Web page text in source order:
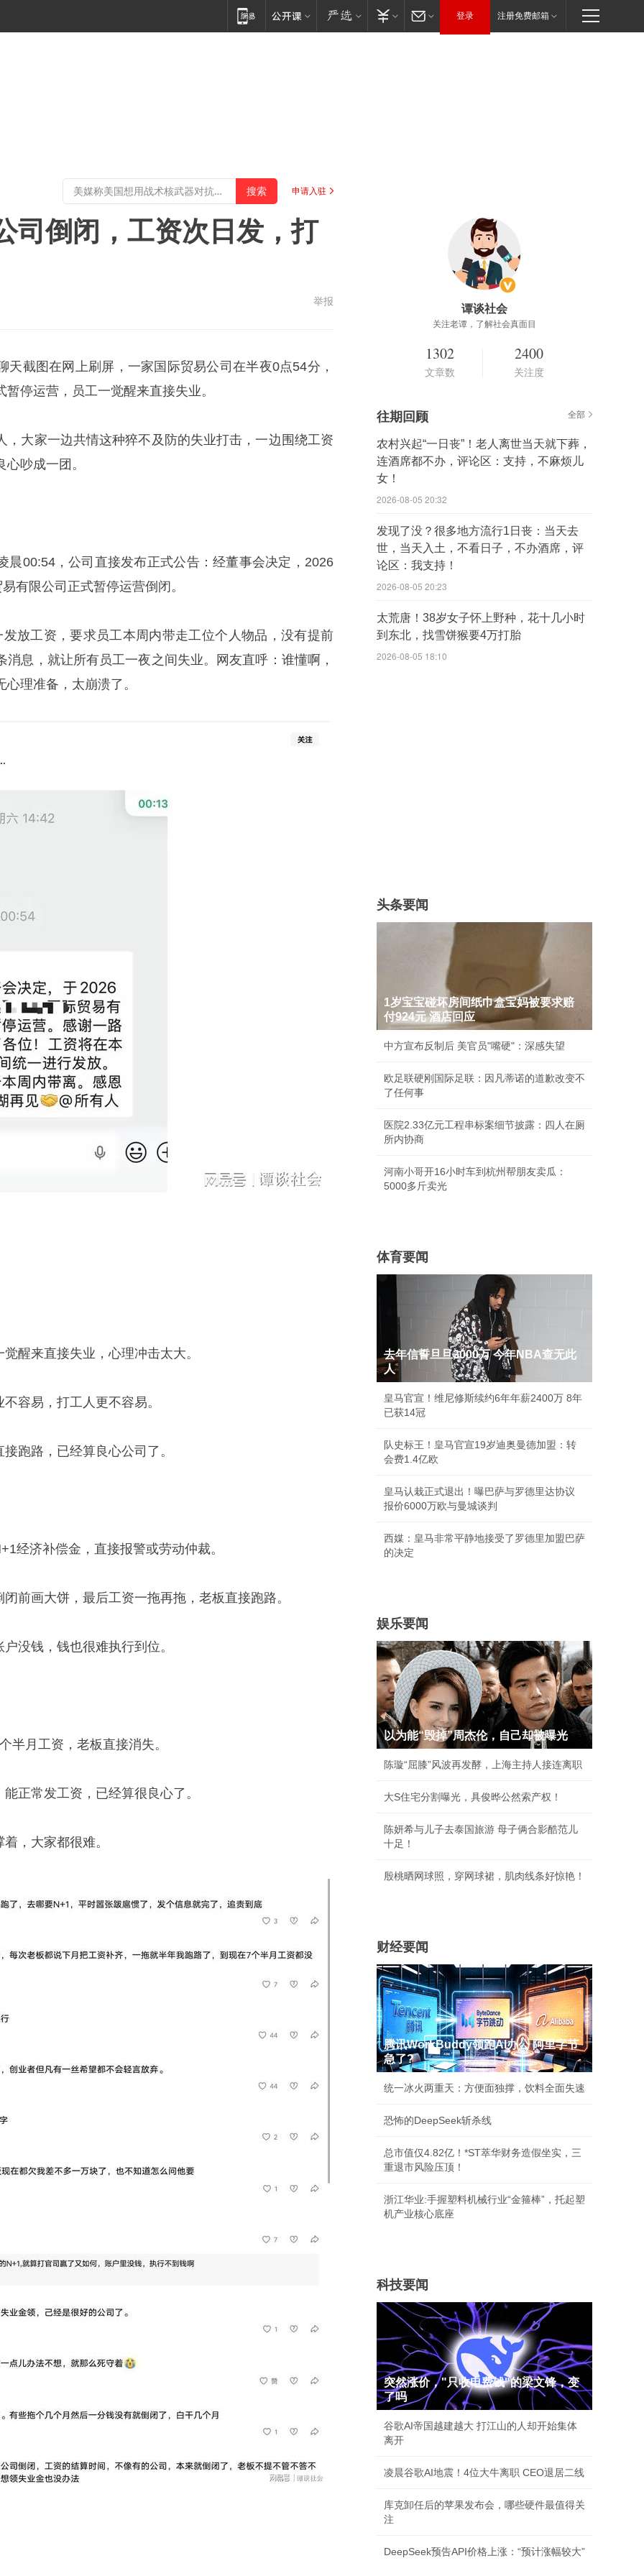
登录 注册免费邮箱
申请入驻
司倒闭，工资次日发，打
举报
天截图在网上刷屏，一家国际贸易公司在半夜0点54分，
停运营，员工一觉醒来直接失业。
，大家一边共情这种猝不及防的失业打击，一边围绕工资
吵成一团。
晨00:54，公司直接发布正式公告：经董事会决定，2026
有限公司正式暂停运营倒闭。
放工资，要求员工本周内带走工位个人物品，没有提前
消息，就让所有员工一夜之间失业。网友直呼：谁懂啊，
理准备，太崩溃了。
醒来直接失业，心理冲击太大。
容易，打工人更不容易。
跑路，已经算良心公司了。
经济补偿金，直接报警或劳动仲裁。
前画大饼，最后工资一拖再拖，老板直接跑路。
没钱，钱也很难执行到位。
半月工资，老板直接消失。
正常发工资，已经算很良心了。
，大家都很难。
谭谈社会
关注老谭，了解社会真面目
1302
文章数
2400
关注度
往期回顾 全部
农村兴起“一日丧”！老人离世当天就下葬，
连酒席都不办，评论区：支持，不麻烦儿
女！
2026-08-05 20:32
发现了没？很多地方流行1日丧：当天去
世，当天入土，不看日子，不办酒席，评
论区：我支持！
2026-08-05 20:23
太荒唐！38岁女子怀上野种，花十几小时
到东北，找雪饼猴要4万打胎
2026-08-05 18:10
头条要闻
1岁宝宝碰坏房间纸巾盒宝妈被要求赔
付924元 酒店回应
中方宣布反制后 美官员"嘴硬"：深感失望
欧足联硬刚国际足联：因凡蒂诺的道歉改变不
了任何事
医院2.33亿元工程串标案细节披露：四人在厕
所内协商
河南小哥开16小时车到杭州帮朋友卖瓜：
5000多斤卖光
体育要闻
去年信誓旦旦3000万 今年NBA查无此
人
皇马官宣！维尼修斯续约6年年薪2400万 8年
已获14冠
队史标王！皇马官宣19岁迪奥曼德加盟：转
会费1.4亿欧
皇马认栽正式退出！曝巴萨与罗德里达协议
报价6000万欧与曼城谈判
西媒：皇马非常平静地接受了罗德里加盟巴萨
的决定
娱乐要闻
以为能“毁掉”周杰伦，自己却被曝光
陈璇“屈膝”风波再发酵，上海主持人接连离职
大S住宅分割曝光，具俊晔公然索产权！
陈妍希与儿子去泰国旅游 母子俩合影酷范儿
十足！
殷桃晒网球照，穿网球裙，肌肉线条好惊艳！
财经要闻
腾讯WorkBuddy领跑AI办公 阿里字节
急了?
统一冰火两重天：方便面独撑，饮料全面失速
恐怖的DeepSeek斩杀线
总市值仅4.82亿！*ST萃华财务造假坐实，三
重退市风险压顶！
浙江华业:手握塑料机械行业“金箍棒”，托起塑
机产业核心底座
科技要闻
突然涨价，"只收电费钱"的梁文锋，变
了吗
谷歌AI帝国越建越大 打江山的人却开始集体
离开
凌晨谷歌AI地震！4位大牛离职 CEO退居二线
库克卸任后的苹果发布会，哪些硬件最值得关
注
DeepSeek预告API价格上涨：“预计涨幅较大”